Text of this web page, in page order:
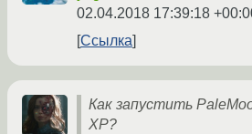
02.04.2018 17:39:18
Ссылка
Как запустить
XP?